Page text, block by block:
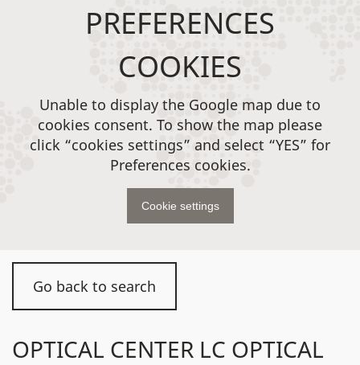
Go back to search
OPTICAL CENTER LC OPTICAL
PREFERENCES
COOKIES
Unable to display the Google map due to
cookies consent. To show the map please
click “cookies settings” and select “YES” for
Preferences cookies.
Cookie settings